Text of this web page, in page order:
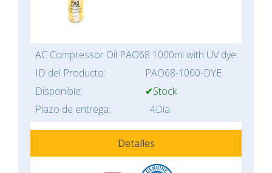
AC Compressor Oil PAO68 1000ml with UV dye
ID del Producto:
PAO68-1000-DYE
Disponible:
✔Stock
Plazo de entrega:
4Día
Detalles